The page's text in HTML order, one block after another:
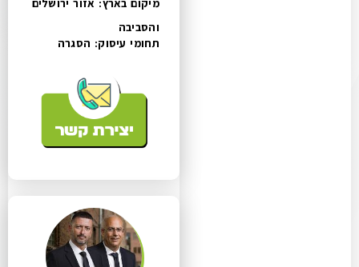
מיקום בארץ: אזור ירושלים
והסביבה
תחומי עיסוק: הסגרה